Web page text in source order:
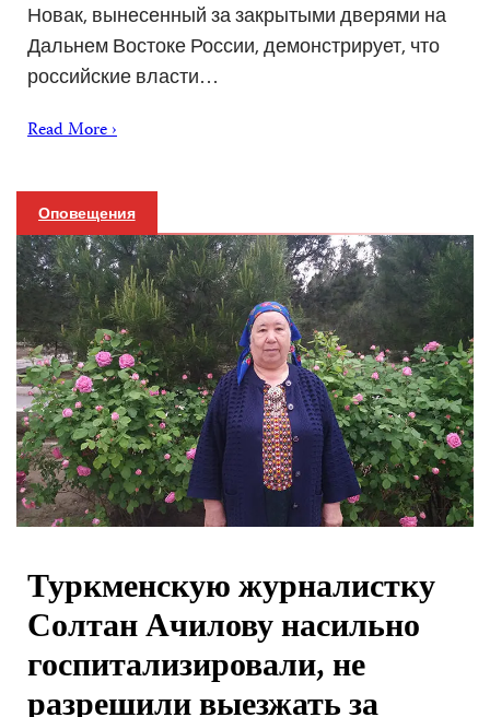
Новак, вынесенный за закрытыми дверями на
Дальнем Востоке России, демонстрирует, что
российские власти…
Read More ›
Оповещения
Туркменскую журналистку
Солтан Ачилову насильно
госпитализировали, не